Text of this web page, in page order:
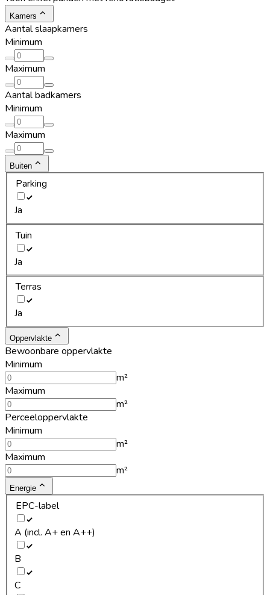
Kamers
Aantal slaapkamers
Minimum
Maximum
Aantal badkamers
Minimum
Maximum
Buiten
Parking
Ja
Tuin
Ja
Terras
Ja
Oppervlakte
Bewoonbare oppervlakte
Minimum
m²
Maximum
m²
Perceeloppervlakte
Minimum
m²
Maximum
m²
Energie
EPC-label
A (incl. A+ en A++)
B
C